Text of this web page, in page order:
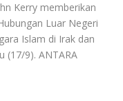
Kerry memberikan
Luar Negeri
Islam di Irak dan
(17/9). ANTARA